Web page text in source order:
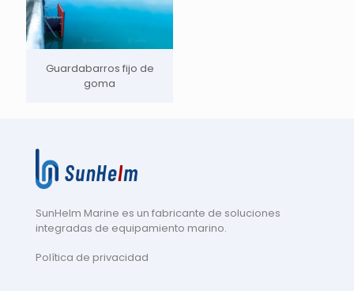
Guardabarros fijo de
goma
SunHelm Marine es un fabricante de soluciones
integradas de equipamiento marino.
Política de privacidad